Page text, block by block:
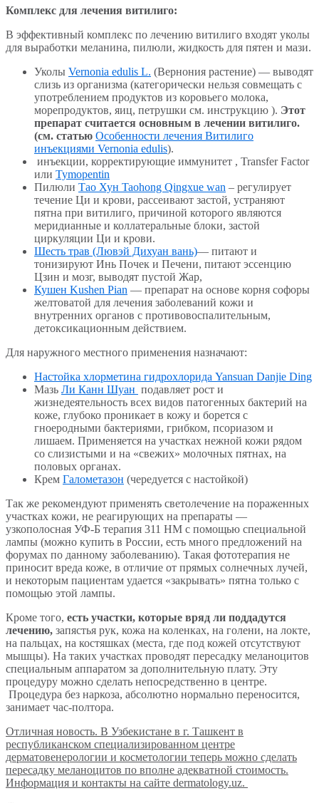
Комплекс для лечения витилиго:
В эффективный комплекс по лечению витилиго входят уколы
для выработки меланина, пилюли, жидкость для пятен и мази.
Уколы Vernonia edulis L. (Вернония растение) — выводят
слизь из организма (категорически нельзя совмещать с
употреблением продуктов из коровьего молока,
морепродуктов, яиц, петрушки см. инструкцию ). Этот
препарат считается основным в лечении витилиго.
(см. статью Особенности лечения Витилиго
инъекциями Vernonia edulis).
инъекции, корректирующие иммунитет , Transfer Factor
или Tymopentin
Пилюли Тао Хун Taohong Qingxue wan – регулирует
течение Ци и крови, рассеивают застой, устраняют
пятна при витилиго, причиной которого являются
меридианные и коллатеральные блоки, застой
циркуляции Ци и крови.
Шесть трав (Лювэй Дихуан вань)— питают и
тонизируют Инь Почек и Печени, питают эссенцию
Цзин и мозг, выводят пустой Жар,
Кушен Kushen Pian — препарат на основе корня софоры
желтоватой для лечения заболеваний кожи и
внутренних органов с противовоспалительным,
детоксикационным действием.
Для наружного местного применения назначают:
Настойка хлорметина гидрохлорида Yansuan Danjie Ding
Мазь Ли Канн Шуан подавляет рост и
жизнедеятельность всех видов патогенных бактерий на
коже, глубоко проникает в кожу и борется с
гноеродными бактериями, грибком, псориазом и
лишаем. Применяется на участках нежной кожи рядом
со слизистыми и на «свежих» молочных пятнах, на
половых органах.
Крем Галометазон (чередуется с настойкой)
Так же рекомендуют применять светолечение на пораженных
участках кожи, не реагирующих на препараты —
узкополосная УФ-Б терапия 311 НМ с помощью специальной
лампы (можно купить в России, есть много предложений на
форумах по данному заболеванию). Такая фототерапия не
приносит вреда коже, в отличие от прямых солнечных лучей,
и некоторым пациентам удается «закрывать» пятна только с
помощью этой лампы.
Кроме того, есть участки, которые вряд ли поддадутся
лечению, запястья рук, кожа на коленках, на голени, на локте,
на пальцах, на костяшках (места, где под кожей отсутствуют
мышцы). На таких участках проводят пересадку меланоцитов
специальным аппаратом за дополнительную плату. Эту
процедуру можно сделать непосредственно в центре.
Процедура без наркоза, абсолютно нормально переносится,
занимает час-полтора.
Отличная новость. В Узбекистане в г. Ташкент в
республиканском специализированном центре
дерматовенерологии и косметологии теперь можно сделать
пересадку меланоцитов по вполне адекватной стоимость.
Информация и контакты на сайте dermatology.uz.